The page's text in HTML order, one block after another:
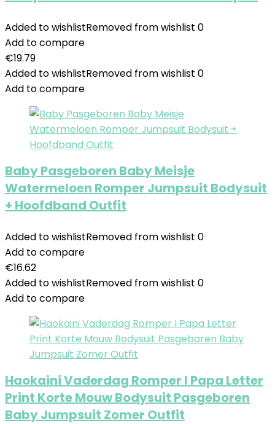
Added to wishlistRemoved from wishlist 0
Add to compare
€19.79
Added to wishlistRemoved from wishlist 0
Add to compare
Baby Pasgeboren Baby Meisje
Watermeloen Romper Jumpsuit Bodysuit
+ Hoofdband Outfit
Added to wishlistRemoved from wishlist 0
Add to compare
€16.62
Added to wishlistRemoved from wishlist 0
Add to compare
Haokaini Vaderdag Romper I Papa Letter
Print Korte Mouw Bodysuit Pasgeboren
Baby Jumpsuit Zomer Outfit